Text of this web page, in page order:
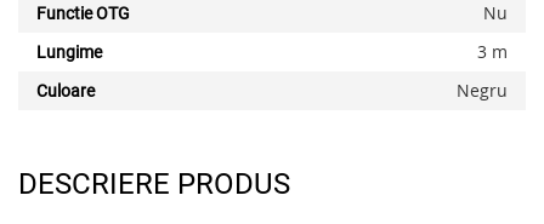
Functie OTG Nu
Lungime 3 m
Culoare Negru
DESCRIERE PRODUS